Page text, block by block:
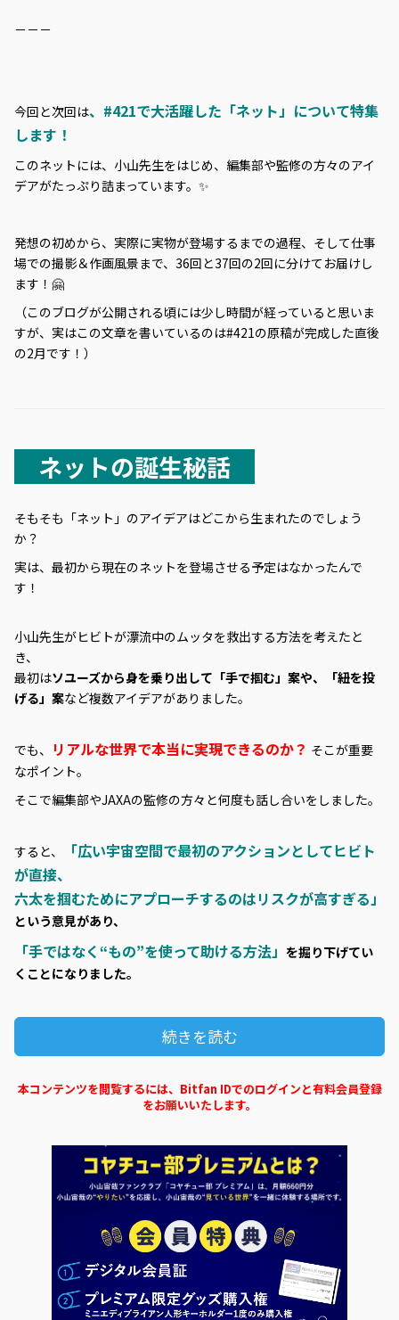
－－－
今回と次回は、#421で大活躍した「ネット」について特集
します！
このネットには、小山先生をはじめ、編集部や監修の方々のアイ
デアがたっぷり詰まっています。✨
発想の初めから、実際に実物が登場するまでの過程、そして仕事
場での撮影＆作画風景まで、36回と37回の2回に分けてお届けし
ます！🤗
（このブログが公開される頃には少し時間が経っていると思いま
すが、実はこの文章を書いているのは#421の原稿が完成した直後
の2月です！）
ネットの誕生秘話
そもそも「ネット」のアイデアはどこから生まれたのでしょう
か？
実は、最初から現在のネットを登場させる予定はなかったんで
す！
小山先生がヒビトが漂流中のムッタを救出する方法を考えたと
き、
最初はソユーズから身を乗り出して「手で掴む」案や、「紐を投
げる」案など複数アイデアがありました。
でも、 リアルな世界で本当に実現できるのか？ そこが重要
なポイント。
そこで編集部やJAXAの監修の方々と何度も話し合いをしました。
すると、
「広い宇宙空間で最初のアクションとしてヒビト
が直接、
六太を掴むためにアプローチするのはリスクが高すぎる」
という意見があり、
「手ではなく“もの”を使って助ける方法」 を掘り下げてい
くことになりました。
続きを読む
本コンテンツを閲覧するには、Bitfan IDでのログインと有料会員登録
をお願いいたします。